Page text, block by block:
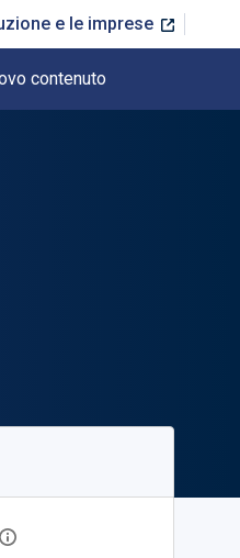
e le imprese
contenuto
Apri la finestra di dialogo